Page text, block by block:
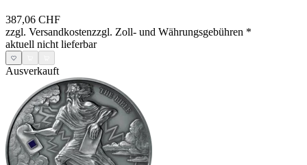
387,06 CHF
zzgl. Versandkostenzzgl. Zoll- und Währungsgebühren *
aktuell nicht lieferbar
Ausverkauft